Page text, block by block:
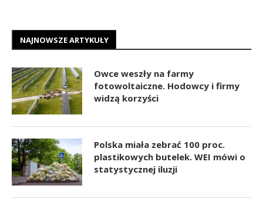
NAJNOWSZE ARTYKUŁY
Owce weszły na farmy
fotowoltaiczne. Hodowcy i firmy
widzą korzyści
Polska miała zebrać 100 proc.
plastikowych butelek. WEI mówi o
statystycznej iluzji